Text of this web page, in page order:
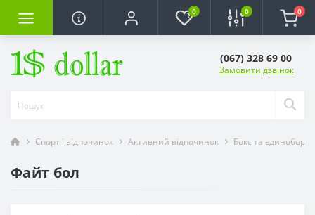
0 0 0
(067) 328 69 00
Замовити дзвінок
Спорт і відпочинок Активний відпочинок Бокс та
Файт бол